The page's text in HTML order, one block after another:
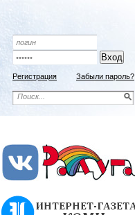
Регистрация Забыли пароль?